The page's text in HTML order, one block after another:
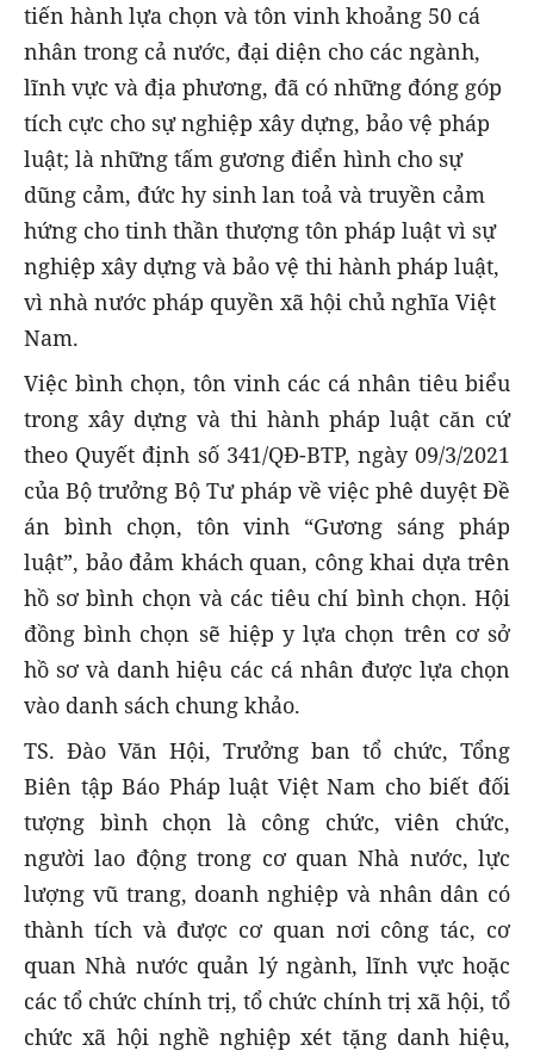
tiến hành lựa chọn và tôn vinh khoảng 50 cá
nhân trong cả nước, đại diện cho các ngành,
lĩnh vực và địa phương, đã có những đóng góp
tích cực cho sự nghiệp xây dựng, bảo vệ pháp
luật; là những tấm gương điển hình cho sự
dũng cảm, đức hy sinh lan toả và truyền cảm
hứng cho tinh thần thượng tôn pháp luật vì sự
nghiệp xây dựng và bảo vệ thi hành pháp luật,
vì nhà nước pháp quyền xã hội chủ nghĩa Việt
Nam.
Việc bình chọn, tôn vinh các cá nhân tiêu biểu
trong xây dựng và thi hành pháp luật căn cứ
theo Quyết định số 341/QĐ-BTP, ngày 09/3/2021
của Bộ trưởng Bộ Tư pháp về việc phê duyệt Đề
án bình chọn, tôn vinh “Gương sáng pháp
luật”, bảo đảm khách quan, công khai dựa trên
hồ sơ bình chọn và các tiêu chí bình chọn. Hội
đồng bình chọn sẽ hiệp y lựa chọn trên cơ sở
hồ sơ và danh hiệu các cá nhân được lựa chọn
vào danh sách chung khảo.
TS. Đào Văn Hội, Trưởng ban tổ chức, Tổng
Biên tập Báo Pháp luật Việt Nam cho biết đối
tượng bình chọn là công chức, viên chức,
người lao động trong cơ quan Nhà nước, lực
lượng vũ trang, doanh nghiệp và nhân dân có
thành tích và được cơ quan nơi công tác, cơ
quan Nhà nước quản lý ngành, lĩnh vực hoặc
các tổ chức chính trị, tổ chức chính trị xã hội, tổ
chức xã hội nghề nghiệp xét tặng danh hiệu,